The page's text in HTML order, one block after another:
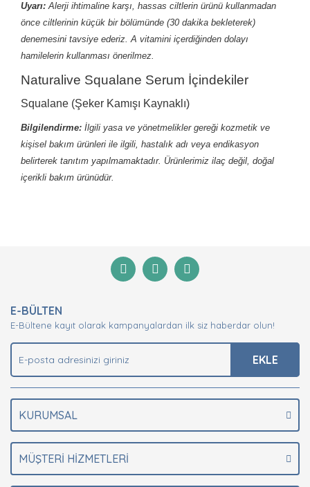
Uyarı: Alerji ihtimaline karşı, hassas ciltlerin ürünü kullanmadan
önce ciltlerinin küçük bir bölümünde (30 dakika bekleterek)
denemesini tavsiye ederiz. A vitamini içerdiğinden dolayı
hamilelerin kullanması önerilmez.
Naturalive Squalane Serum İçindekiler
Squalane (Şeker Kamışı Kaynaklı)
Bilgilendirme: İlgili yasa ve yönetmelikler gereği kozmetik ve
kişisel bakım ürünleri ile ilgili, hastalık adı veya endikasyon
belirterek tanıtım yapılmamaktadır. Ürünlerimiz ilaç değil, doğal
içerikli bakım ürünüdür.
Yorum Yaz
Görüş ve önerileriniz için teşekkür ederiz.
Ürün açıklamasında eksik bilgiler bulunuyor.
Ürün bilgilerinde hatalar bulunuyor.
E-BÜLTEN
E-Bültene kayıt olarak kampanyalardan ilk siz haberdar olun!
EKLE
KURUMSAL
MÜŞTERİ HİZMETLERİ